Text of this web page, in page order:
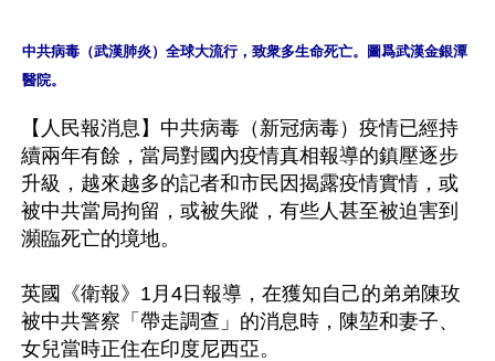
中共病毒（武漢肺炎）全球大流行，致衆多生命死亡。圖爲武漢金銀潭
【人民報消息】中共病毒（新冠病毒）疫情已經持
續兩年有餘，當局對國內疫情真相報導的鎮壓逐步
升級，越來越多的記者和市民因揭露疫情實情，或
被中共當局拘留，或被失蹤，有些人甚至被迫害到
瀕臨死亡的境地。
英國《衛報》1月4日報導，在獲知自己的弟弟陳玫
被中共警察「帶走調查」的消息時，陳堃和妻子、
女兒當時正住在印度尼西亞。